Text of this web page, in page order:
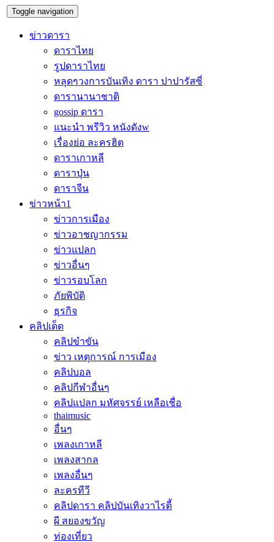
Toggle navigation
ข่าวดารา
ดาราไทย
รูปดาราไทย
หลุดๆวงการบันเทิง ดารา ปาปารัสซี่
ดารานานาชาติ
gossip ดารา
แนะนำ พรีวิว หนังดังw
เรื่องย่อ ละครฮิต
ดาราเกาหลี
ดาราปุ่น
ดาราจีน
ข่าวหน้า1
ข่าวการเมือง
ข่าวอาชญากรรม
ข่าวแปลก
ข่าวอื่นๆ
ข่าวรอบโลก
ภัยพิบัติ
ธุรกิจ
คลิปเด็ด
คลิปขำขัน
ข่าว เหตุการณ์ การเมือง
คลิปบอล
คลิปกีฬาอื่นๆ
คลิปแปลก มหัศจรรย์ เหลือเชื่อ
thaimusic
อื่นๆ
เพลงเกาหลี
เพลงสากล
เพลงอื่นๆ
ละครทีวี
คลิปดารา คลิปบันเทิงวาไรตี้
ผี สยองขวัญ
ท่องเที่ยว